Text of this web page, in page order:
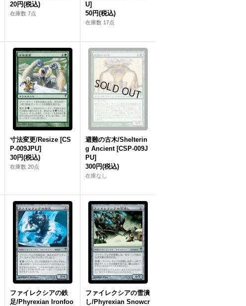
20円(税込)
在庫数 7点
U]
50円(税込)
在庫数 17点
寸法変更/Resize [CS
P-009JPU]
30円(税込)
在庫数 20点
避難の古木/Shelterin
g Ancient [CSP-009J
PU]
300円(税込)
在庫なし
ファイレクシアの鉄
足/Phyrexian Ironfoo
ファイレクシアの雪潰
し/Phyrexian Snowcr